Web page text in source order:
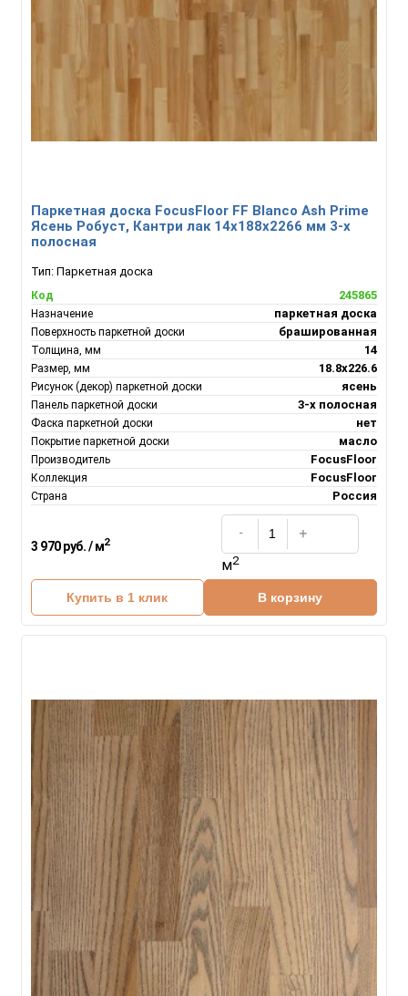
Паркетная доска FocusFloor FF Blanco Ash Prime
Ясень Робуст, Кантри лак 14x188x2266 мм 3-х
полосная
Тип: Паркетная доска
Код 245865
Назначение паркетная доска
Поверхность паркетной доски брашированная
Толщина, мм 14
Размер, мм 18.8х226.6
Рисунок (декор) паркетной доски ясень
Панель паркетной доски 3-х полосная
Фаска паркетной доски нет
Покрытие паркетной доски масло
Производитель FocusFloor
Коллекция FocusFloor
Страна Россия
3 970 руб. / м2
м2
Купить в 1 клик В корзину